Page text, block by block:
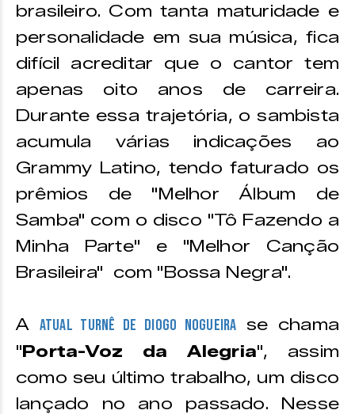
brasileiro. Com tanta maturidade e
personalidade em sua música, fica
difícil acreditar que o cantor tem
apenas oito anos de carreira.
Durante essa trajetória, o sambista
acumula várias indicações ao
Grammy Latino, tendo faturado os
prêmios de "Melhor Álbum de
Samba" com o disco "Tô Fazendo a
Minha Parte" e "Melhor Canção
Brasileira" com "Bossa Negra".
A atual turnê de Diogo Nogueira se chama
"Porta-Voz da Alegria", assim
como seu último trabalho, um disco
lançado no ano passado. Nesse